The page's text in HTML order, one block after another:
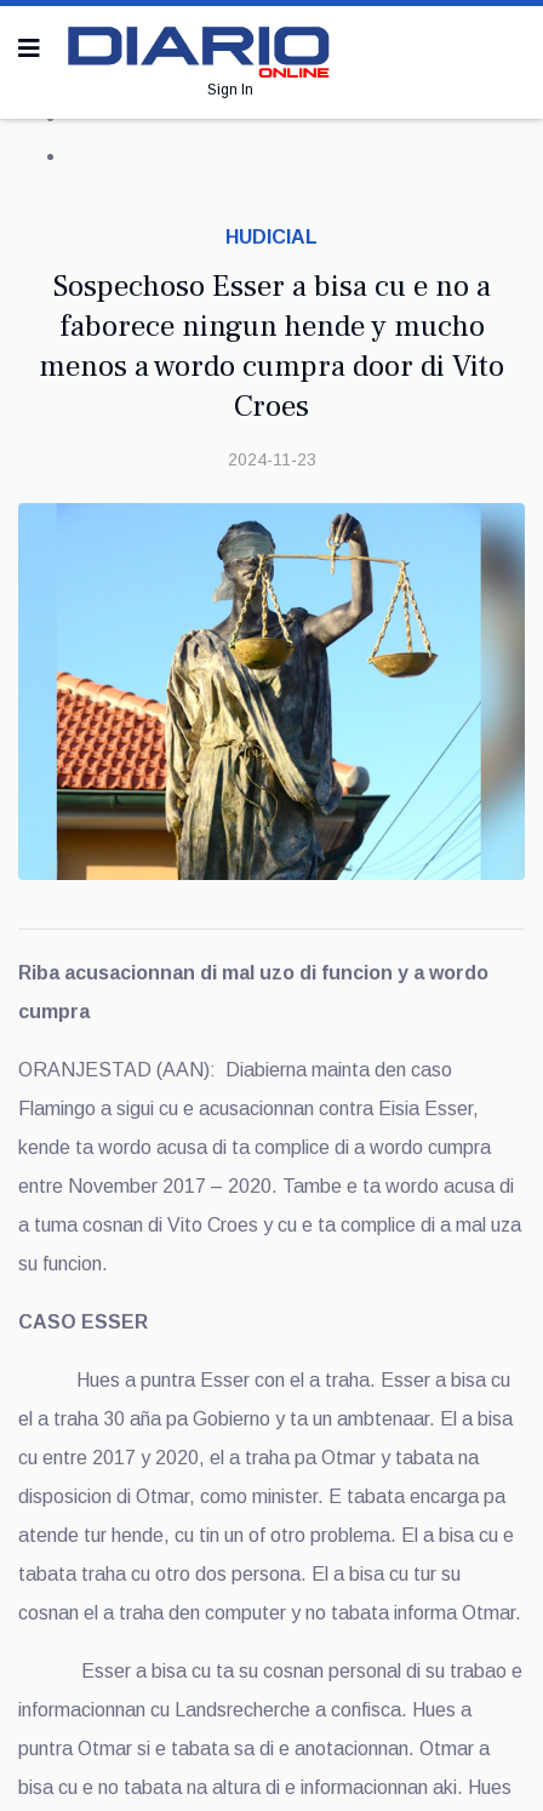
Sign In
HUDICIAL
Sospechoso Esser a bisa cu e no a
faborece ningun hende y mucho
menos a wordo cumpra door di Vito
Croes
2024-11-23
Riba acusacionnan di mal uzo di funcion y a wordo
cumpra
ORANJESTAD (AAN): Diabierna mainta den caso
Flamingo a sigui cu e acusacionnan contra Eisia Esser,
kende ta wordo acusa di ta complice di a wordo cumpra
entre November 2017 – 2020. Tambe e ta wordo acusa di
a tuma cosnan di Vito Croes y cu e ta complice di a mal uza
su funcion.
CASO ESSER
Hues a puntra Esser con el a traha. Esser a bisa cu
el a traha 30 aña pa Gobierno y ta un ambtenaar. El a bisa
cu entre 2017 y 2020, el a traha pa Otmar y tabata na
disposicion di Otmar, como minister. E tabata encarga pa
atende tur hende, cu tin un of otro problema. El a bisa cu e
tabata traha cu otro dos persona. El a bisa cu tur su
cosnan el a traha den computer y no tabata informa Otmar.
Esser a bisa cu ta su cosnan personal di su trabao e
informacionnan cu Landsrecherche a confisca. Hues a
puntra Otmar si e tabata sa di e anotacionnan. Otmar a
bisa cu e no tabata na altura di e informacionnan aki. Hues